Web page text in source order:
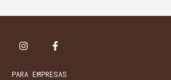
PARA EMPRESAS